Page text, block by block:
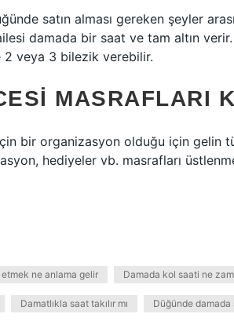
satın alması gereken şeyler
damada bir saat ve tam altın verir.
veya 3 bilezik verebilir.
MASRAFLARI
bir organizasyon olduğu için gelin
hediyeler vb. masrafları
ne anlama gelir Damada kol saati ne
Damatlıkla saat takılır mı Düğünde